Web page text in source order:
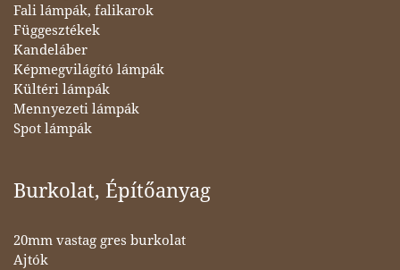
Fali lámpák, falikarok
Függesztékek
Kandeláber
Képmegvilágító lámpák
Kültéri lámpák
Mennyezeti lámpák
Spot lámpák
Burkolat, Építőanyag
20mm vastag gres burkolat
Ajtók